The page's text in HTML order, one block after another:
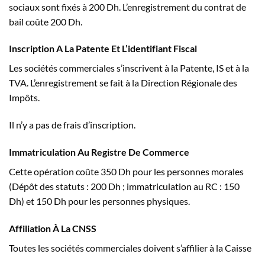
sociaux sont fixés à 200 Dh. L’enregistrement du contrat de
bail coûte 200 Dh.
Inscription A La Patente Et L’identifiant Fiscal
Les sociétés commerciales s’inscrivent à la Patente, IS et à la
TVA. L’enregistrement se fait à la Direction Régionale des
Impôts.
Il n’y a pas de frais d’inscription.
Immatriculation Au Registre De Commerce
Cette opération coûte 350 Dh pour les personnes morales
(Dépôt des statuts : 200 Dh ; immatriculation au RC : 150
Dh) et 150 Dh pour les personnes physiques.
Affiliation À La CNSS
Toutes les sociétés commerciales doivent s’affilier à la Caisse